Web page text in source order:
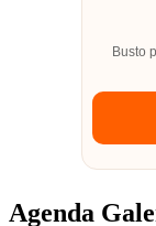
Busto
Agenda